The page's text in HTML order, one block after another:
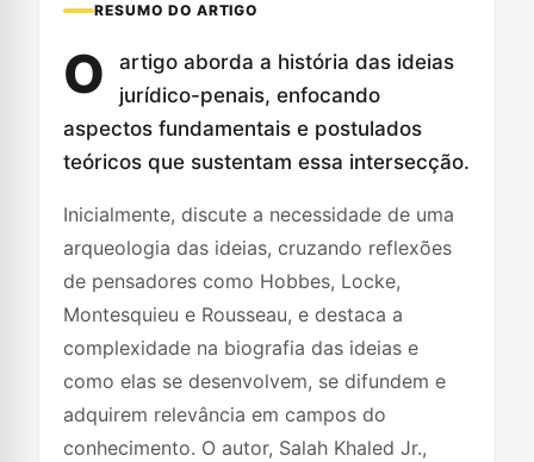
RESUMO DO ARTIGO
O
artigo aborda a história das ideias
jurídico-penais, enfocando
aspectos fundamentais e postulados
teóricos que sustentam essa intersecção.
Inicialmente, discute a necessidade de uma
arqueologia das ideias, cruzando reflexões
de pensadores como Hobbes, Locke,
Montesquieu e Rousseau, e destaca a
complexidade na biografia das ideias e
como elas se desenvolvem, se difundem e
adquirem relevância em campos do
conhecimento. O autor, Salah Khaled Jr.,